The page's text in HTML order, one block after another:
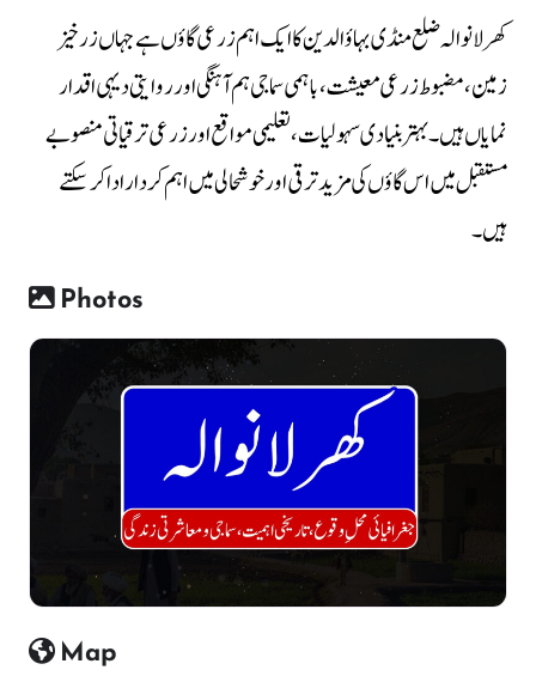
کھرلانوالہ ضلع منڈی بہاؤالدین کا ایک اہم زرعی گاؤں ہے جہاں زرخیز
زمین، مضبوط زرعی معیشت، باہمی سماجی ہم آہنگی اور روایتی دیہی اقدار
نمایاں ہیں۔ بہتر بنیادی سہولیات، تعلیمی مواقع اور زرعی ترقیاتی منصوبے
مستقبل میں اس گاؤں کی مزید ترقی اور خوشحالی میں اہم کردار ادا کر سکتے
ہیں۔
Photos
Map